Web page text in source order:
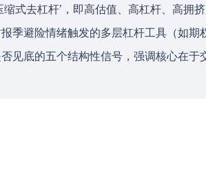
式去杠杆’，即高估值、高杠杆、高拥
季避险情绪触发的多层杠杆工具（如期
见底的五个结构性信号，强调核心在于